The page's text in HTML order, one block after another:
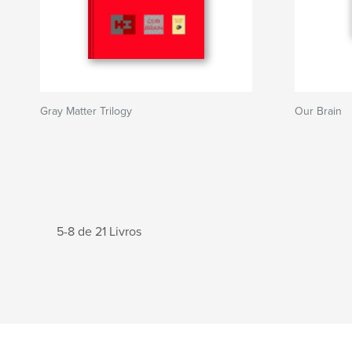
Gray Matter Trilogy Our Brain
5-8 de 21 Livros